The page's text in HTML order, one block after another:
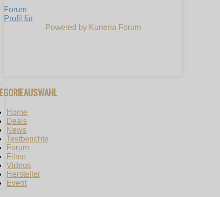
Forum
Profil für
Powered by Kunena Forum
Home
Deals
News
Testberichte
Forum
Filme
Videos
Hersteller
Event